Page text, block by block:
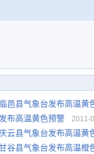
邑县气象台发布高温黄
布高温黄色预警 2011-
云县气象台发布高温黄
谷县气象台发布高温橙